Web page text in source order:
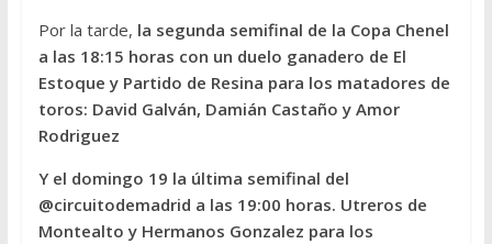
Por la tarde, la segunda semifinal de la Copa Chenel
a las 18:15 horas con un duelo ganadero de El
Estoque y Partido de Resina para los matadores de
toros: David Galván, Damián Castaño y Amor
Rodriguez
Y el domingo 19 la última semifinal del
@circuitodemadrid a las 19:00 horas. Utreros de
Montealto y Hermanos Gonzalez para los